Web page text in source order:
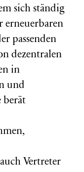
sich ständig
erneuerbaren
passenden
dezentralen
in
und
berät
Vertreter